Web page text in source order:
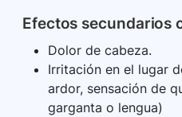
Efectos secundarios
Dolor de cabeza.
Irritación en el lugar
ardor, sensación de
garganta o lengua)